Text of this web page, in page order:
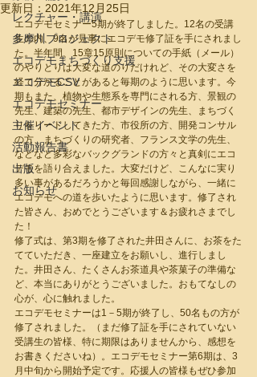
レクチャー・講演
多摩川プロジェクト
エコデモまちづくり支援
エコデモCSV
エコデモセミナー
主催イベント
活動報告書
出版
お知らせ
更新日： 2021年12月25日
エコデモセミナー5期が終了しました。12名の受講
生の内、9名が見事にエコデモ修了証を手にされまし
た。半年間、15章15原則についての手紙（メール）
のやりとりは大変な道のりだけれど、その大変さを
経て分かることがあると毎期のように思います。今
期もまた、植物や生態系を専門にされる方、景観の
先生、建築の先生、都市デザインの先生、まちづく
りをリードしてきた方、市役所の方、開発コンサル
の方、まちづくりの研究者、フランス文学の先生、
などなど多彩なバックグランドの方々と真剣にエコ
デモを語り合えました。大変だけど、こんなに実り
多い事があるだろうかと毎回感謝しながら、一緒に
エコデモへの道を歩いたように思います。修了され
た皆さん、おめでとうございます＆お疲れさまでし
た！
修了式は、第3期を修了された井田さんに、お茶をた
てていただき、一座建立をお願いし、進行しまし
た。井田さん、たくさんお茶道具や茶菓子の準備な
ど、本当にありがとうございました。おもてなしの
心が、心に触れました。
エコデモセミナーは1－5期が終了し、50名もの方が
修了されました。（まだ修了証を手にされていない
受講生の皆様、特に期限はありませんから、感想を
お書きくださいね）。エコデモセミナー第6期は、3
月中旬から開始予定です。応援人の皆様もぜひ参加